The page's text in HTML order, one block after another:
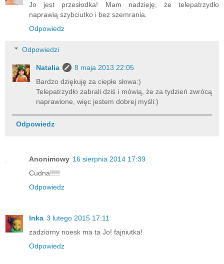
Jo jest przesłodka! Mam nadzieję, że telepatrzydło
naprawią szybciutko i bez szemrania.
Odpowiedz
Odpowiedzi
Natalia
8 maja 2013 22:05
Bardzo dziękuję za ciepłe słowa:)
Telepatrzydło zabrali dziś i mówią, że za tydzień zwrócą
naprawione, więc jestem dobrej myśli:)
Odpowiedz
Anonimowy 16 sierpnia 2014 17:39
Cudna!!!!!
Odpowiedz
Inka 3 lutego 2015 17:11
zadziorny noesk ma ta Jo! fajniutka!
Odpowiedz